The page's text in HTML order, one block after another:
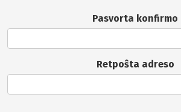
Pasvorta konfirmo
Retpoŝta adreso